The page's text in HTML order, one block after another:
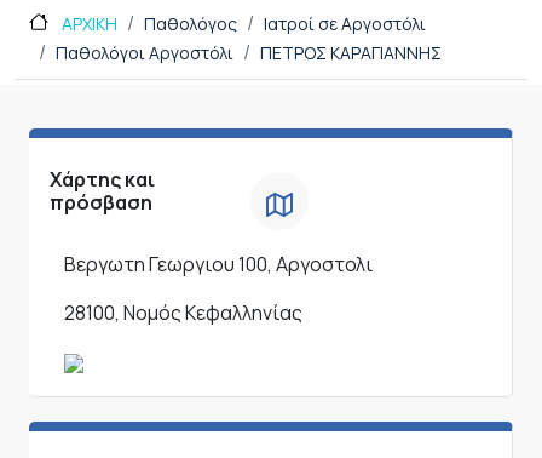
ΑΡΧΙΚΗ Παθολόγος
Ιατροί σε Αργοστόλι
Παθολόγοι Αργοστόλι
ΠΕΤΡΟΣ ΚΑΡΑΓΙΑΝΝΗΣ
Χάρτης και
πρόσβαση
Βεργωτη Γεωργιου 100, Αργοστολι
28100, Νομός Κεφαλληνίας